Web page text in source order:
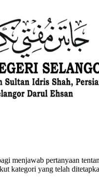
menjawab pertanyaan
kategori yang telah